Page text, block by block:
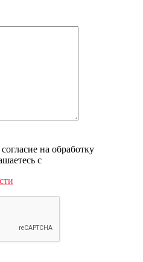
на обработку
c